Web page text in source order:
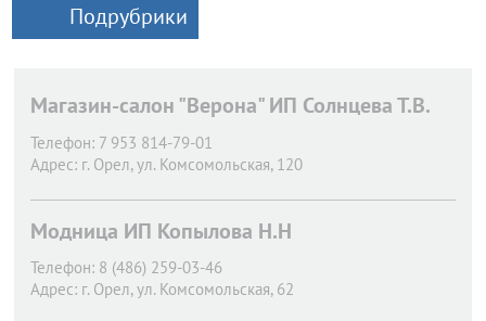
Подрубрики
Магазин-салон "Верона" ИП Солнцева Т.В.
Телефон: 7 953 814-79-01
Адрес: г. Орел, ул. Комсомольская, 120
Модница ИП Копылова Н.Н
Телефон: 8 (486) 259-03-46
Адрес: г. Орел, ул. Комсомольская, 62